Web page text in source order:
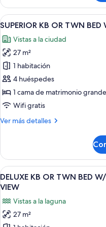
JUNIOR
SUITE
KB
BALCONY
Abrir
todas
las
fotos
de
SUPERIOR
KB
OR
BED
CITY
VIEW
10
SUPERIOR KB OR TWN
Vistas a la ciudad
27 m²
1 habitación
4 huéspedes
1 cama de matrimonio
Wifi gratis
Ver más detalles
Más
KB
OR
TWN
BED
BALCONY
CITY
VIEW
Abrir
todas
fotos
de
8
DELUXE KB OR TWN BED
VIEW
Vistas a la laguna
27 m²